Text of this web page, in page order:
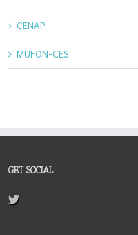
CENAP
MUFON-CES
GET SOCIAL